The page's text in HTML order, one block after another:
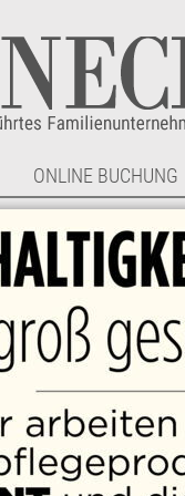
ONLINE BUCHUNG